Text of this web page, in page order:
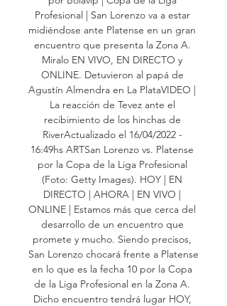
Profesional | San Lorenzo va a estar
midiéndose ante Platense en un gran
encuentro que presenta la Zona A.
Miralo EN VIVO, EN DIRECTO y
ONLINE. Detuvieron al papá de
Agustín Almendra en La PlataVIDEO |
La reacción de Tevez ante el
recibimiento de los hinchas de
RiverActualizado el 16/04/2022 -
16:49hs ARTSan Lorenzo vs. Platense
por la Copa de la Liga Profesional
(Foto: Getty Images). HOY | EN
DIRECTO | AHORA | EN VIVO |
ONLINE | Estamos más que cerca del
desarrollo de un encuentro que
promete y mucho. Siendo precisos,
San Lorenzo chocará frente a Platense
en lo que es la fecha 10 por la Copa
de la Liga Profesional en la Zona A.
Dicho encuentro tendrá lugar HOY,